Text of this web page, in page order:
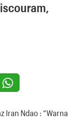
Iran Ndao : “Warna